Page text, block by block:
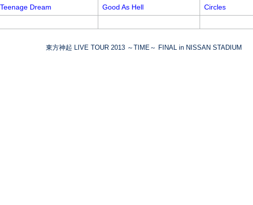
Teenage Dream
Good As Hell Circles
東方神起 LIVE TOUR 2013 ～TIME～ FINAL in NISSAN STADIUM